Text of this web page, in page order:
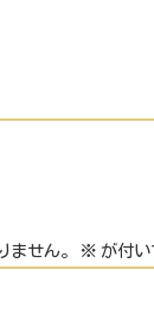
せん。 ※ が付